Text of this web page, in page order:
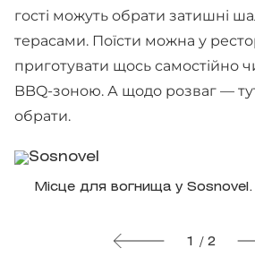
гості можуть обрати затишні
терасами. Поїсти можна у
приготувати щось самостійно
BBQ-зоною. А щодо розваг —
обрати.
Місце для вогнища у
1 / 2